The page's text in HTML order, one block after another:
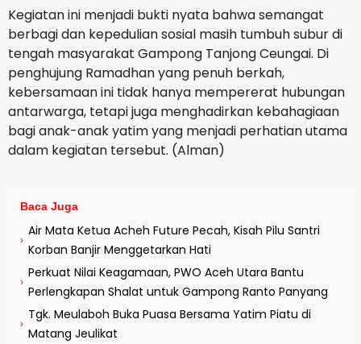
Kegiatan ini menjadi bukti nyata bahwa semangat
berbagi dan kepedulian sosial masih tumbuh subur di
tengah masyarakat Gampong Tanjong Ceungai. Di
penghujung Ramadhan yang penuh berkah,
kebersamaan ini tidak hanya mempererat hubungan
antarwarga, tetapi juga menghadirkan kebahagiaan
bagi anak-anak yatim yang menjadi perhatian utama
dalam kegiatan tersebut. (Alman)
Baca Juga
›
Air Mata Ketua Acheh Future Pecah, Kisah Pilu Santri
Korban Banjir Menggetarkan Hati
›
Perkuat Nilai Keagamaan, PWO Aceh Utara Bantu
Perlengkapan Shalat untuk Gampong Ranto Panyang
›
Tgk. Meulaboh Buka Puasa Bersama Yatim Piatu di
Matang Jeulikat